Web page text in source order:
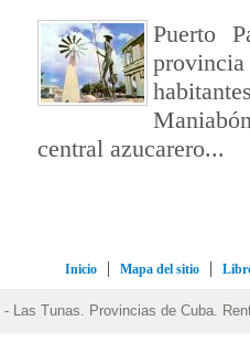
Puerto
central azucarero...
Inicio Mapa del sitio
- Las Tunas. Provincias de Cuba.